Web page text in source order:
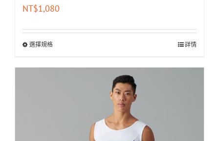
NT$1,080
選擇規格 詳情